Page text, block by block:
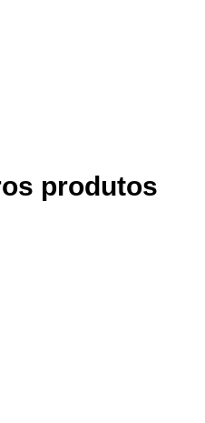
produtos